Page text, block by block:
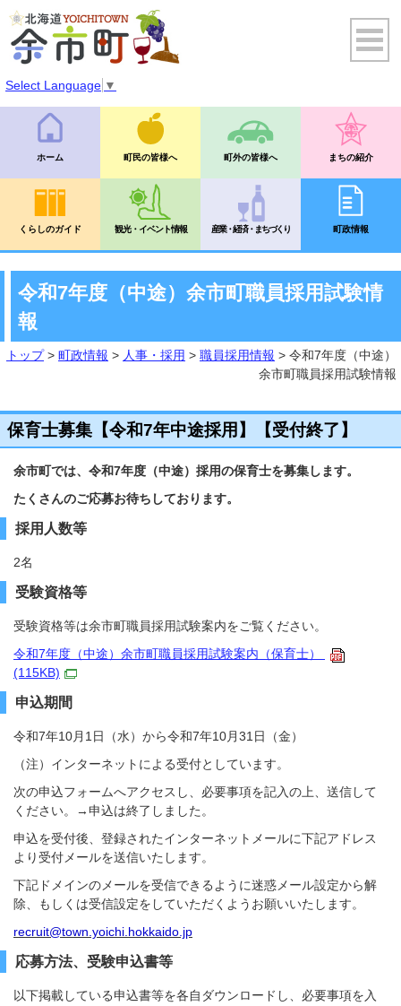
Select Language ▼
ホーム 町民の皆様へ 町外の皆様へ まちの紹介
くらしのガイド 観光・イベント情報 産業・経済・まちづくり 町政情報
令和7年度（中途）余市町職員採用試験情
報
トップ> 町政情報 > 人事・採用 > 職員採用情報 > 令和7年度（中途）
余市町職員採用試験情報
保育士募集【令和7年中途採用】【受付終了】
余市町では、令和7年度（中途）採用の保育士を募集します。
たくさんのご応募お待ちしております。
採用人数等
2名
受験資格等
受験資格等は余市町職員採用試験案内をご覧ください。
令和7年度（中途）余市町職員採用試験案内（保育士）
(115KB)
申込期間
令和7年10月1日（水）から令和7年10月31日（金）
（注）インターネットによる受付としています。
次の申込フォームへアクセスし、必要事項を記入の上、送信して
ください。→申込は終了しました。
申込を受付後、登録されたインターネットメールに下記アドレス
より受付メールを送信いたします。
下記ドメインのメールを受信できるように迷惑メール設定から解
除、もしくは受信設定をしていただくようお願いいたします。
recruit@town.yoichi.hokkaido.jp
応募方法、受験申込書等
以下掲載している申込書等を各自ダウンロードし、必要事項を入